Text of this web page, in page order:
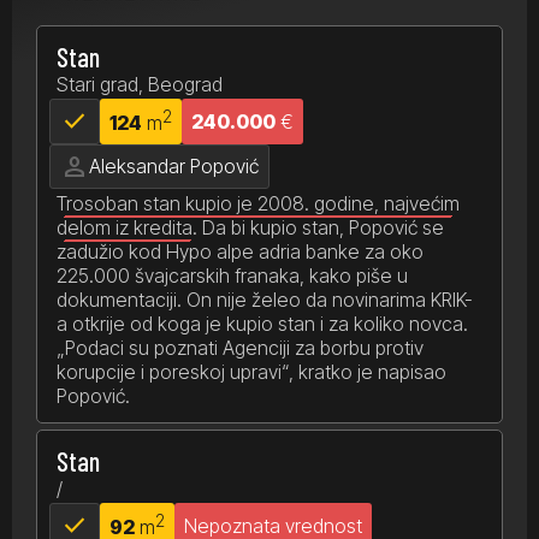
Stan
Stari grad, Beograd
check 124 m2 240.000 €
person Aleksandar Popović
Trosoban stan kupio je 2008. godine, najvećim
delom iz kredita. Da bi kupio stan, Popović se
zadužio kod Hypo alpe adria banke za oko
225.000 švajcarskih franaka, kako piše u
dokumentaciji. On nije želeo da novinarima KRIK-
a otkrije od koga je kupio stan i za koliko novca.
„Podaci su poznati Agenciji za borbu protiv
korupcije i poreskoj upravi“, kratko je napisao
Popović.
Stan
/
check 92 m2 Nepoznata vrednost